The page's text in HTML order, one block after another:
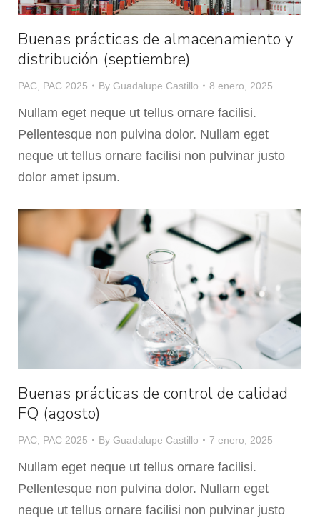
Buenas prácticas de almacenamiento y
distribución (septiembre)
PAC PAC 2025 By Guadalupe Castillo 8 enero, 2025
Nullam eget neque ut tellus ornare facilisi.
Pellentesque non pulvina dolor. Nullam eget
neque ut tellus ornare facilisi non pulvinar justo
dolor amet ipsum.
Buenas prácticas de control de calidad
FQ (agosto)
PAC PAC 2025 By Guadalupe Castillo 7 enero, 2025
Nullam eget neque ut tellus ornare facilisi.
Pellentesque non pulvina dolor. Nullam eget
neque ut tellus ornare facilisi non pulvinar justo